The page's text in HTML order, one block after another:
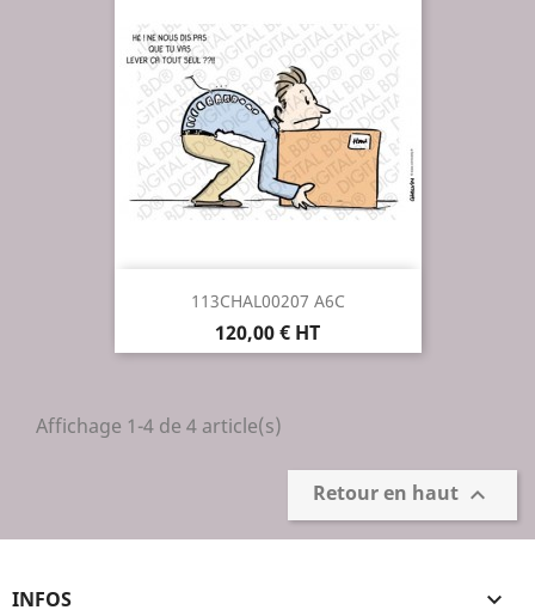
113CHAL00207 A6C
Prix
120,00 € HT
Affichage 1-4 de 4 article(s)
Retour en haut 
INFOS 